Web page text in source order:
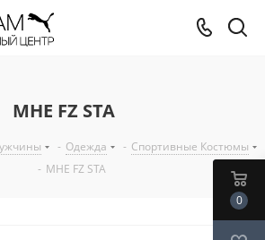
MHE FZ STA
- Одежда - Спортивные Костюмы
- MHE FZ STA
0